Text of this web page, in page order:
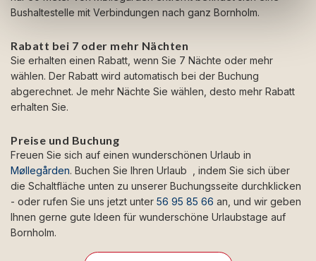
Bushaltestelle mit Verbindungen nach ganz Bornholm.
Rabatt bei 7 oder mehr Nächten
Sie erhalten einen Rabatt, wenn Sie 7 Nächte oder mehr
wählen. Der Rabatt wird automatisch bei der Buchung
abgerechnet. Je mehr Nächte Sie wählen, desto mehr Rabatt
erhalten Sie.
Preise und Buchung
Freuen Sie sich auf einen wunderschönen Urlaub in
Møllegården. Buchen Sie Ihren Urlaub , indem Sie sich über
die Schaltfläche unten zu unserer Buchungsseite durchklicken
- oder rufen Sie uns jetzt unter 56 95 85 66 an, und wir geben
Ihnen gerne gute Ideen für wunderschöne Urlaubstage auf
Bornholm.